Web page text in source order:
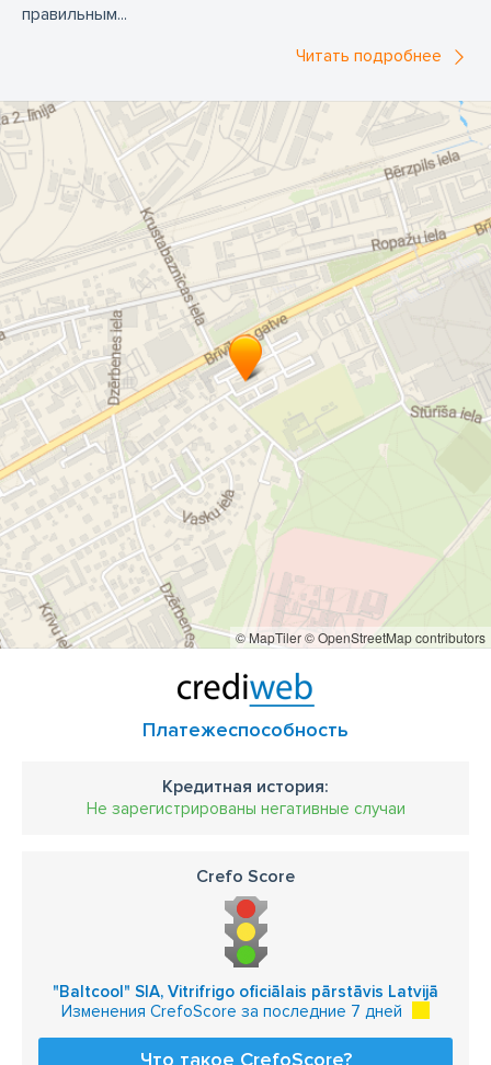
правильным...
Читать подробнее
© MapTiler© OpenStreetMap contributors
Платежеспособность
Кредитная история:
Не зарегистрированы негативные случаи
Crefo Score
"Baltcool" SIA, Vitrifrigo oficiālais pārstāvis Latvijā
Изменения CrefoScore за последние 7 дней
Что такое CrefoScore?